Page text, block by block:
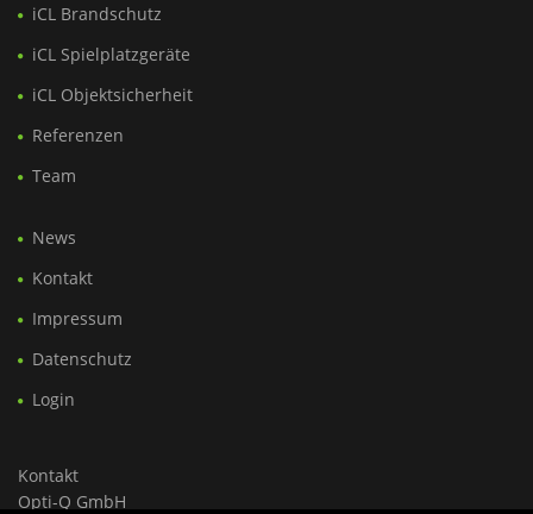
iCL Brandschutz
iCL Spielplatzgeräte
iCL Objektsicherheit
Referenzen
Team
News
Kontakt
Impressum
Datenschutz
Login
Kontakt
Opti-Q GmbH